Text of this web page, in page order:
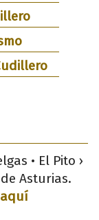
• El Pito ›
Asturias.